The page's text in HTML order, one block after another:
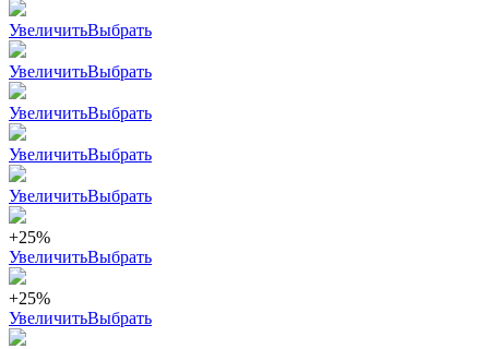
УвеличитьВыбрать
УвеличитьВыбрать
УвеличитьВыбрать
УвеличитьВыбрать
УвеличитьВыбрать
+25%
УвеличитьВыбрать
+25%
УвеличитьВыбрать